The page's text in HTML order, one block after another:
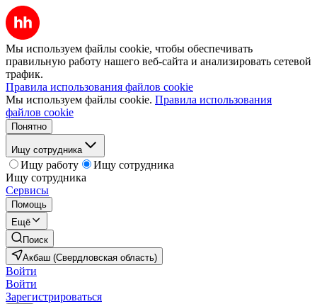
Мы используем файлы cookie, чтобы обеспечивать
правильную работу нашего веб-сайта и анализировать сетевой
трафик.
Правила использования файлов cookie
Мы используем файлы cookie. Правила использования
файлов cookie
Понятно
Ищу сотрудника
Ищу работу
Ищу сотрудника
Ищу сотрудника
Сервисы
Помощь
Ещё
Поиск
Акбаш (Свердловская область)
Войти
Войти
Зарегистрироваться